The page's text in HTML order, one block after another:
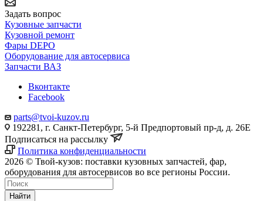
Задать вопрос
Кузовные запчасти
Кузовной ремонт
Фары DEPO
Оборудование для автосервиса
Запчасти ВАЗ
Вконтакте
Facebook
parts@tvoi-kuzov.ru
192281, г. Санкт-Петербург, 5-й Предпортовый пр-д, д. 26Е
Подписаться на рассылку
Политика конфиденциальности
2026 © Твой-кузов: поставки кузовных запчастей, фар,
оборудования для автосервисов во все регионы России.
Найти